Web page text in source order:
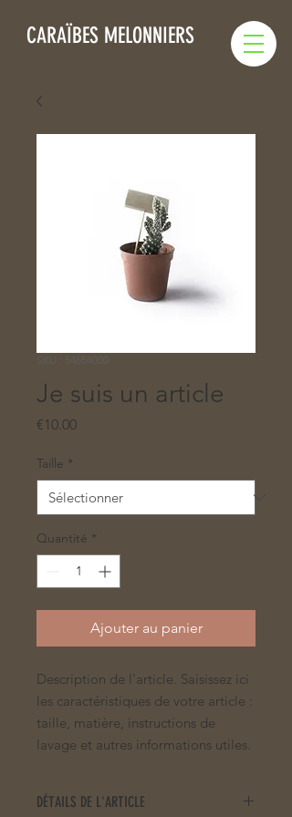
CARAÏBES MELONNIERS
SKU : 54654000
Je suis un article
€10.00Prix
Taille *
Quantité *
Ajouter au panier
Description de l'article. Saisissez ici
les caractéristiques de votre article :
taille, matière, instructions de
lavage et autres informations utiles.
DÉTAILS DE L'ARTICLE